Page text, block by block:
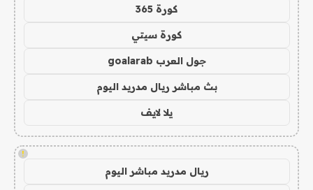
كورة 365
كورة سيتي
جول العرب goalarab
بث مباشر ريال مدريد اليوم
يلا لايف
!
ريال مدريد مباشر اليوم